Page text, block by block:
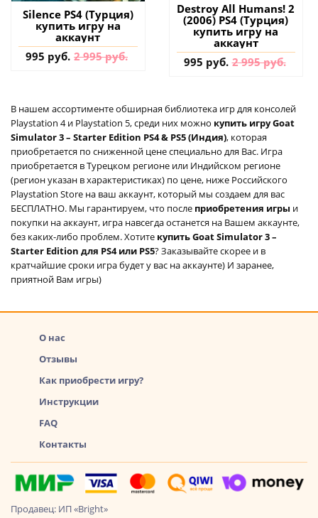
Silence PS4 (Турция)
купить игру на
аккаунт
995 руб. 2 995 руб.
Destroy All Humans! 2
(2006) PS4 (Турция)
купить игру на
аккаунт
995 руб. 2 995 руб.
В нашем ассортименте обширная библиотека игр для консолей
Playstation 4 и Playstation 5, среди них можно купить игру Goat
Simulator 3 – Starter Edition PS4 & PS5 (Индия), которая
приобретается по сниженной цене специально для Вас. Игра
приобретается в Турецком регионе или Индийском регионе
(регион указан в характеристиках) по цене, ниже Российского
Playstation Store на ваш аккаунт, который мы создаем для вас
БЕСПЛАТНО. Мы гарантируем, что после приобретения игры и
покупки на аккаунт, игра навсегда останется на Вашем аккаунте,
без каких-либо проблем. Хотите купить Goat Simulator 3 –
Starter Edition для PS4 или PS5? Заказывайте скорее и в
кратчайшие сроки игра будет у вас на аккаунте) И заранее,
приятной Вам игры)
О нас
Отзывы
Как приобрести игру?
Инструкции
FAQ
Контакты
Продавец: ИП «Bright»